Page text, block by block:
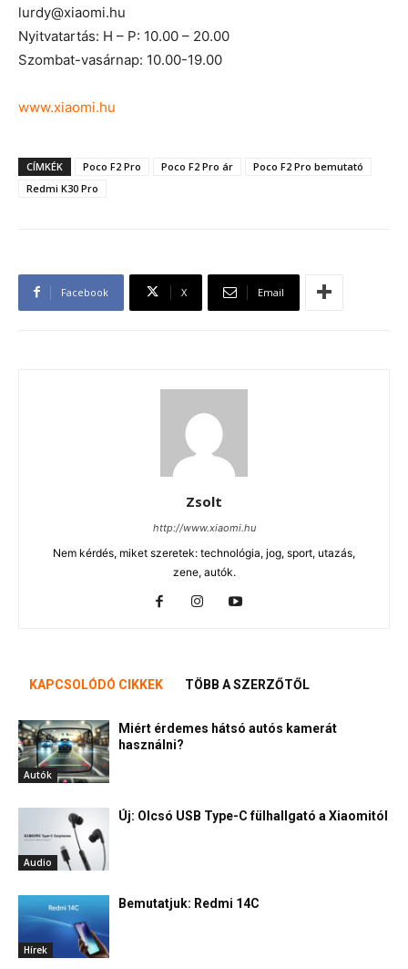
lurdy@xiaomi.hu
Nyitvatartás: H – P: 10.00 – 20.00
Szombat-vasárnap: 10.00-19.00
www.xiaomi.hu
CÍMKÉK Poco F2 Pro Poco F2 Pro ár
Poco F2 Pro bemutató
Redmi K30 Pro
Facebook X Email
Zsolt
http://www.xiaomi.hu
Nem kérdés, miket szeretek: technológia, jog, sport, utazás,
zene, autók.
KAPCSOLÓDÓ CIKKEK TÖBB A SZERZŐTŐL
Autók
Miért érdemes hátsó autós kamerát
használni?
Audio
Új: Olcsó USB Type-C fülhallgató a Xiaomitól
Hírek
Bemutatjuk: Redmi 14C